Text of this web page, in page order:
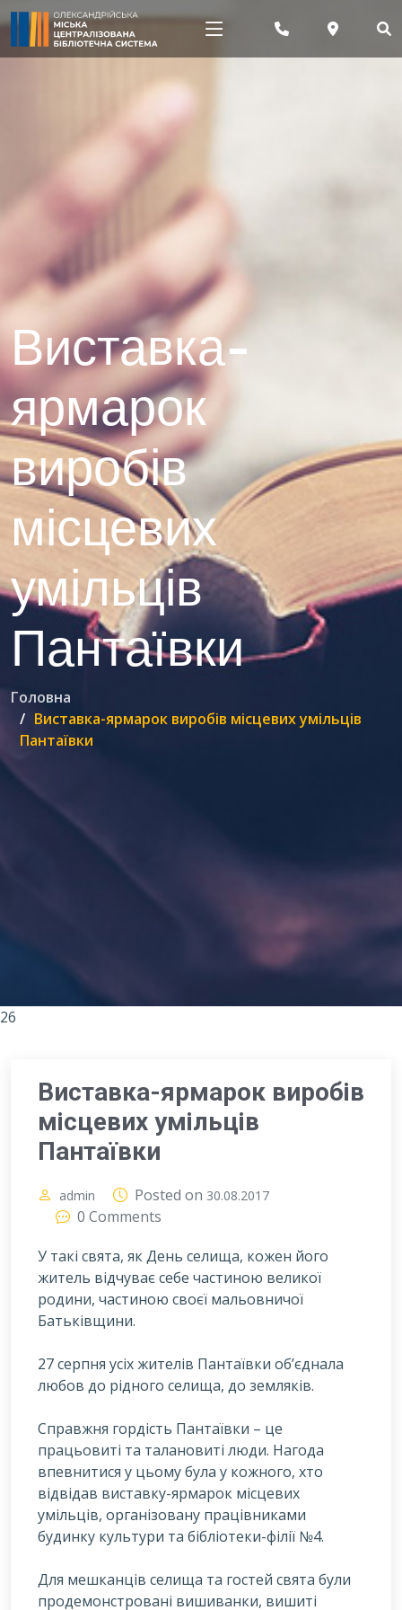
Виставка-
ярмарок
виробів
місцевих
умільців
Пантаївки
Головна
Виставка-ярмарок виробів місцевих умільців
Пантаївки
26
Виставка-ярмарок виробів
місцевих умільців
Пантаївки
admin Posted on 30.08.2017
0 Comments
У такі свята, як День селища, кожен його
житель відчуває себе частиною великої
родини, частиною своєї мальовничої
Батьківщини.
27 серпня усіх жителів Пантаївки об’єднала
любов до рідного селища, до земляків.
Справжня гордість Пантаївки – це
працьовиті та талановиті люди. Нагода
впевнитися у цьому була у кожного, хто
відвідав виставку-ярмарок місцевих
умільців, організовану працівниками
будинку культури та бібліотеки-філії №4.
Для мешканців селища та гостей свята були
продемонстровані вишиванки, вишиті